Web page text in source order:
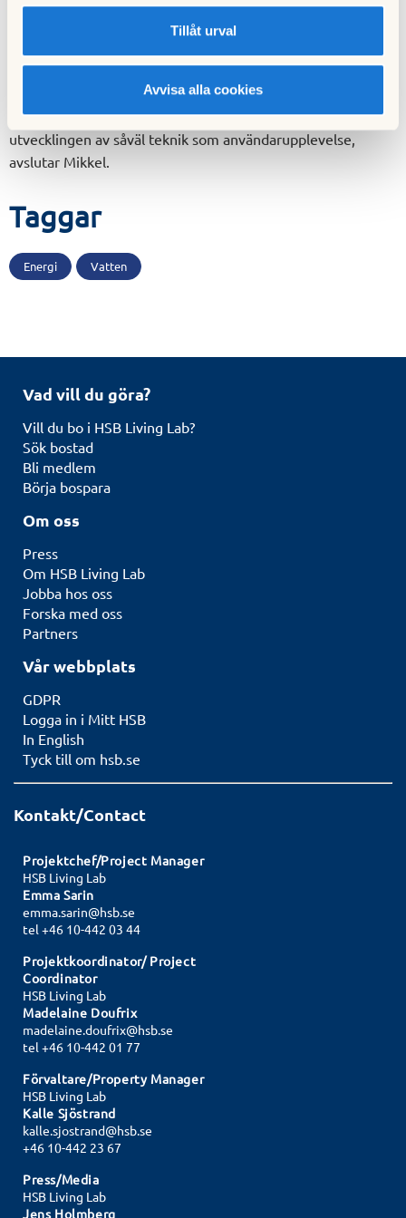
Tillåt urval
Avvisa alla cookies
värdefulla insikter i hur vi kan vidareutveckla produkterna
och hur användarna kan få den bästa möjliga upplevelsen
samtidigt som de sparar vatten och el.
– Vi har löpande dialoger med de boende och det är absolut
värdefullt för oss. Deras återkoppling är till stor hjälp i
utvecklingen av såväl teknik som användarupplevelse,
avslutar Mikkel.
Taggar
Energi Vatten
Vad vill du göra?
Vill du bo i HSB Living Lab?
Sök bostad
Bli medlem
Börja bospara
Om oss
Press
Om HSB Living Lab
Jobba hos oss
Forska med oss
Partners
Vår webbplats
GDPR
Logga in i Mitt HSB
In English
Tyck till om hsb.se
Kontakt/Contact
Projektchef/Project Manager
HSB Living Lab
Emma Sarin
emma.sarin@hsb.se
tel +46 10-442 03 44
Projektkoordinator/ Project
Coordinator
HSB Living Lab
Madelaine Doufrix
madelaine.doufrix@hsb.se
tel +46 10-442 01 77
Förvaltare/Property Manager
HSB Living Lab
Kalle Sjöstrand
kalle.sjostrand@hsb.se
+46 10-442 23 67
Press/Media
HSB Living Lab
Jens Holmberg